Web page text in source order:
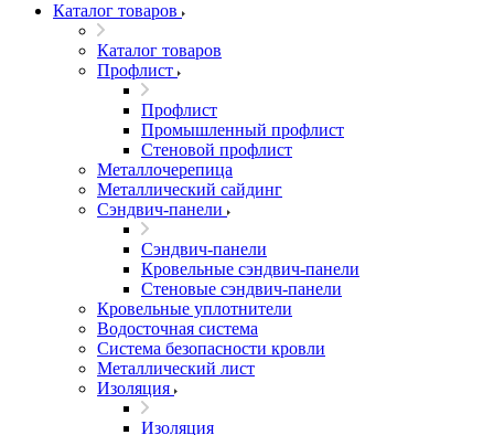
Каталог товаров
Каталог товаров
Профлист
Профлист
Промышленный профлист
Стеновой профлист
Металлочерепица
Металлический сайдинг
Сэндвич-панели
Сэндвич-панели
Кровельные сэндвич-панели
Стеновые сэндвич-панели
Кровельные уплотнители
Водосточная система
Система безопасности кровли
Металлический лист
Изоляция
Изоляция